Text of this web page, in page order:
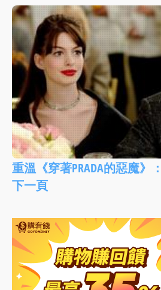
重溫《穿著PRADA的惡魔》
下一頁